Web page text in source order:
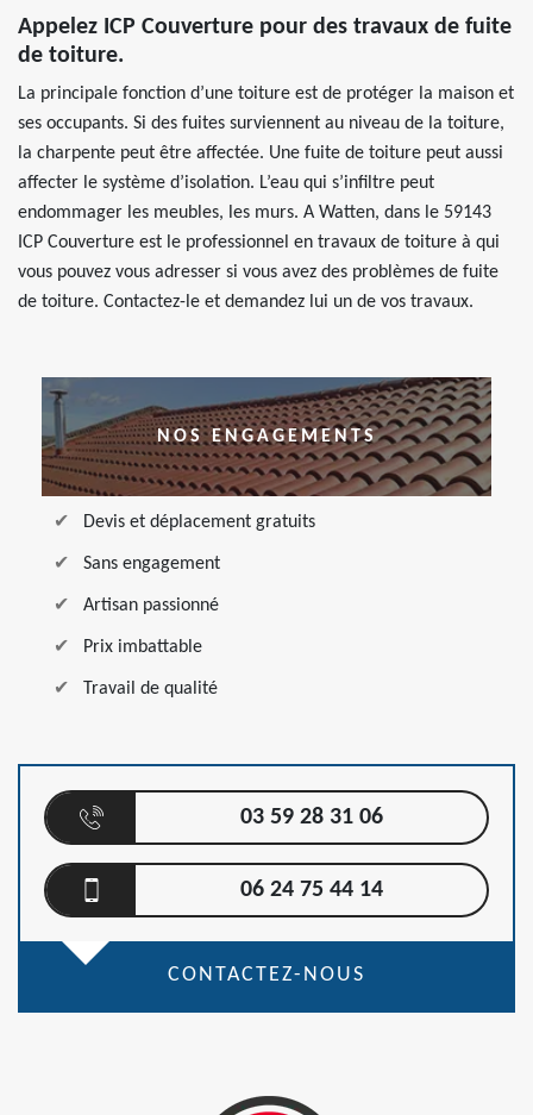
Appelez ICP Couverture pour des travaux de fuite
de toiture.
La principale fonction d’une toiture est de protéger la maison et
ses occupants. Si des fuites surviennent au niveau de la toiture,
la charpente peut être affectée. Une fuite de toiture peut aussi
affecter le système d’isolation. L’eau qui s’infiltre peut
endommager les meubles, les murs. A Watten, dans le 59143
ICP Couverture est le professionnel en travaux de toiture à qui
vous pouvez vous adresser si vous avez des problèmes de fuite
de toiture. Contactez-le et demandez lui un de vos travaux.
NOS ENGAGEMENTS
Devis et déplacement gratuits
Sans engagement
Artisan passionné
Prix imbattable
Travail de qualité
03 59 28 31 06
06 24 75 44 14
CONTACTEZ-NOUS